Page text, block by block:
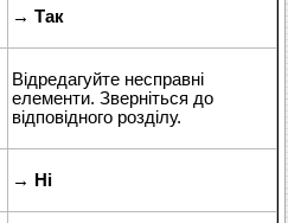
→ Так
Відредагуйте несправні
елементи. Зверніться до
відповідного розділу.
→ Ні